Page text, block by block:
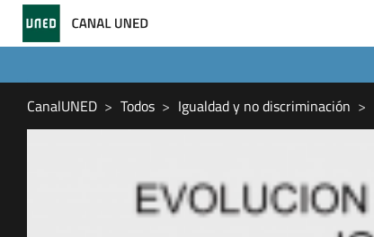
CanalUNED Todos Igualdad y no discriminación